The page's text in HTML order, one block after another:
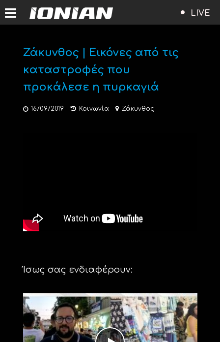
LIVE
Ζάκυνθος | Εικόνες από τις
καταστροφές που
προκάλεσε η πυρκαγιά
16/09/2019 Κοινωνία Ζάκυνθος
Ίσως σας ενδιαφέρουν: